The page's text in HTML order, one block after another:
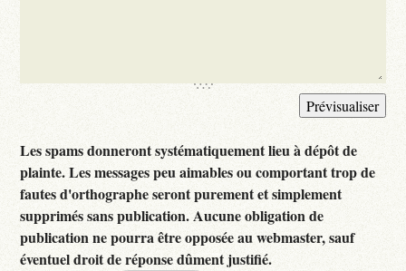
Les spams donneront systématiquement lieu à dépôt de
plainte. Les messages peu aimables ou comportant trop de
fautes d'orthographe seront purement et simplement
supprimés sans publication. Aucune obligation de
publication ne pourra être opposée au webmaster, sauf
éventuel droit de réponse dûment justifié.